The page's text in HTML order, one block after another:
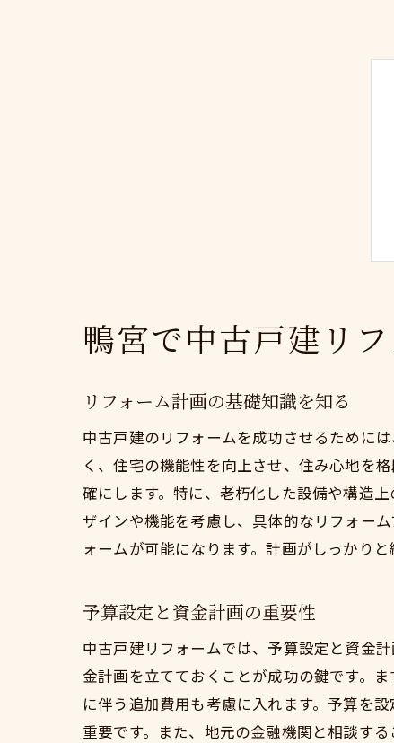
鴨宮で中古戸建リ
リフォーム計画の基礎知識を知る
中古戸建のリフォームを成功させるために
く、住宅の機能性を向上させ、住み心地を
確にします。特に、老朽化した設備や構造
ザインや機能を考慮し、具体的なリフォー
ォームが可能になります。計画がしっかり
予算設定と資金計画の重要性
中古戸建リフォームでは、予算設定と資金
金計画を立てておくことが成功の鍵です。
に伴う追加費用も考慮に入れます。予算を
重要です。また、地元の金融機関と相談す